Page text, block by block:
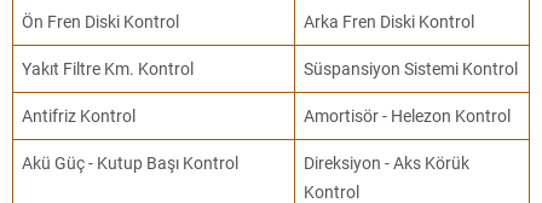
Ön Fren Diski Kontrol Arka Fren Diski Kontrol
Yakıt Filtre Km. Kontrol Süspansiyon Sistemi Kontrol
Antifriz Kontrol Amortisör - Helezon Kontrol
Akü Güç - Kutup Başı Kontrol
Direksiyon - Aks Körük
Kontrol